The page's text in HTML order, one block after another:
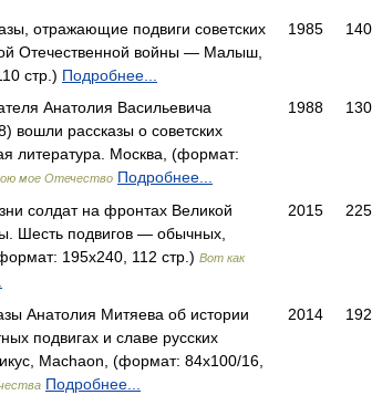
отражающие подвиги советских
Отечественной войны — Малыш,
стр.) Подробнее...
1985 140
Анатолия Васильевича
вошли рассказы о советских
литература. Москва, (формат:
мое Отечество Подробнее...
1988 130
солдат на фронтах Великой
Шесть подвигов — обычных,
195x240, 112 стр.) Вот как
2015 225
Анатолия Митяева об истории
подвигах и славе русских
Machaon, (формат: 84x100/16,
Подробнее...
2014 192